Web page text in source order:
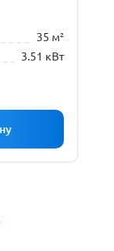
35 м²
3.51 кВт